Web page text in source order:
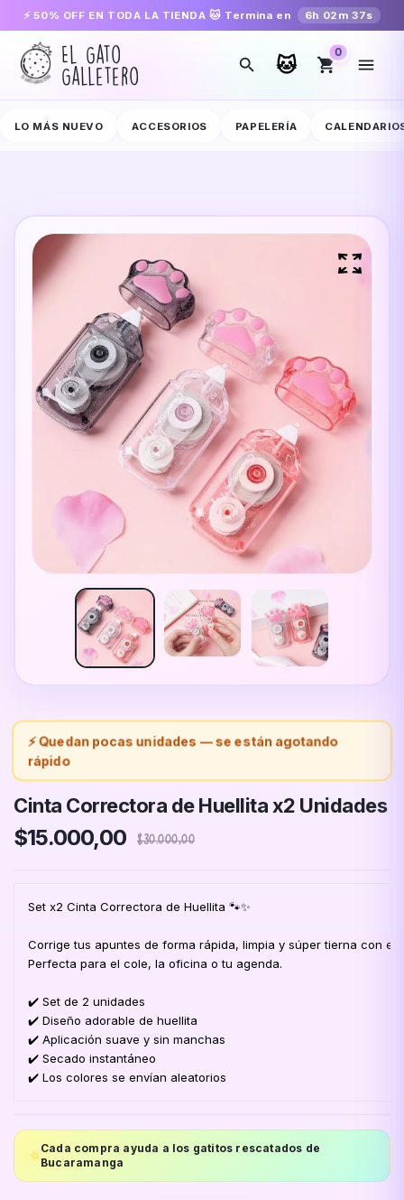
A TODA COLOMBIA CADA COMPRA AYUDA A UN GATITO
El Gato
Galletero
🐱
0
LO MÁS NUEVO ACCESORIOS PAPELERÍA
⚡ Quedan pocas unidades — se están agotando
rápido
Cinta Correctora de Huellita x2 Unidades
$15.000,00 $30.000,00
Set x2 Cinta Correctora de Huellita 🐾✨
Corrige tus apuntes de forma rápida, limpia y súper tierna con
Perfecta para el cole, la oficina o tu agenda.
✔️ Set de 2 unidades
✔️ Diseño adorable de huellita
✔️ Aplicación suave y sin manchas
✔️ Secado instantáneo
✔️ Los colores se envían aleatorios
⭐Cada compra ayuda a los gatitos rescatados de
Bucaramanga
⚡ 50% OFF EN TODA LA TIENDA 🐱 Termina en 6h 02m 36s